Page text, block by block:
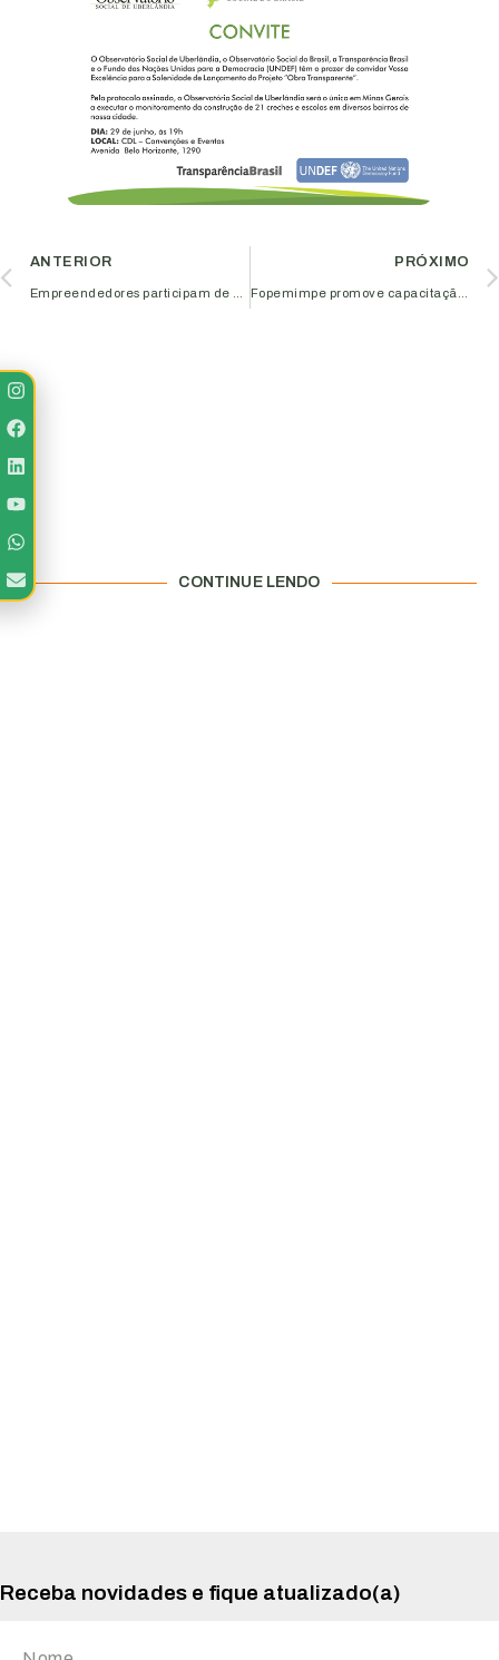
ANTERIOR PRÓXIMO
CONTINUE LENDO
Receba novidades e fique atualizado(a)